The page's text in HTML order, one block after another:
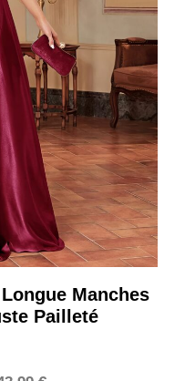
Manches
Pailleté